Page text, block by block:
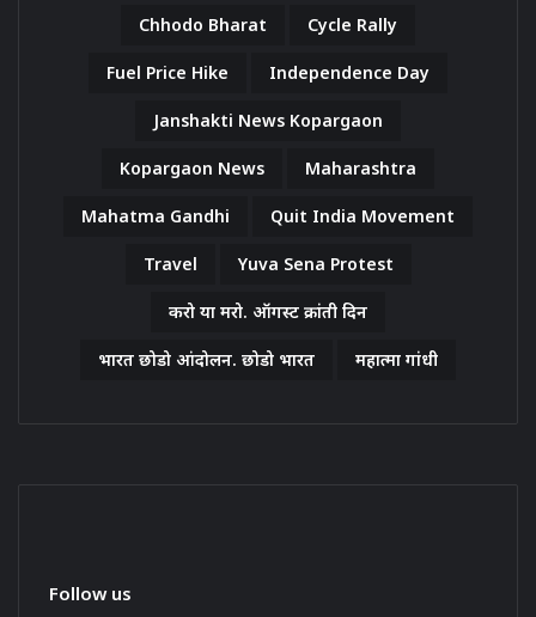
Chhodo Bharat Cycle Rally
Fuel Price Hike Independence Day
Janshakti News Kopargaon
Kopargaon News Maharashtra
Mahatma Gandhi Quit India Movement
Travel Yuva Sena Protest
करो या मरो. ऑगस्ट क्रांती दिन
भारत छोडो आंदोलन. छोडो भारत महात्मा गांधी
Follow us